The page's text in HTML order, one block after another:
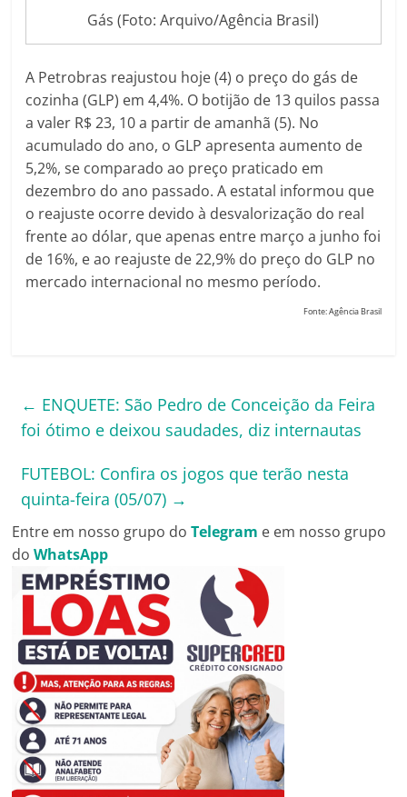
Gás (Foto: Arquivo/Agência Brasil)
A Petrobras reajustou hoje (4) o preço do gás de
cozinha (GLP) em 4,4%. O botijão de 13 quilos passa
a valer R$ 23, 10 a partir de amanhã (5). No
acumulado do ano, o GLP apresenta aumento de
5,2%, se comparado ao preço praticado em
dezembro do ano passado. A estatal informou que
o reajuste ocorre devido à desvalorização do real
frente ao dólar, que apenas entre março a junho foi
de 16%, e ao reajuste de 22,9% do preço do GLP no
mercado internacional no mesmo período.
Fonte: Agência Brasil
← ENQUETE: São Pedro de Conceição da Feira
foi ótimo e deixou saudades, diz internautas
FUTEBOL: Confira os jogos que terão nesta
quinta-feira (05/07) →
Entre em nosso grupo doTelegram e em nosso grupo
doWhatsApp